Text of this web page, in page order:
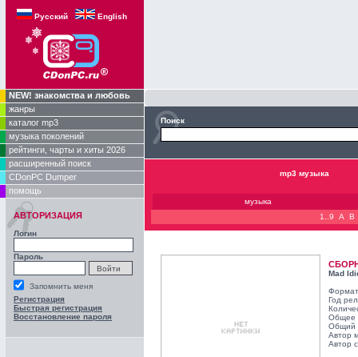
Русский English
NEW! знакомства и любовь
жанры
каталог mp3
музыка поколений
рейтинги, чарты и хиты 2026
расширенный поиск
CDonPC Dumper
помощь
АВТОРИЗАЦИЯ
Логин
Пароль
Запомнить меня
Регистрация
Быстрая регистрация
Восстановление пароля
Поиск
mp3 музыка
музыка
1..9
A B
Mad
Год
Общее
Общий
Автор
Автор